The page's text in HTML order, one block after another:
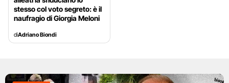
stesso col voto segreto: è il
naufragio di Giorgia Meloni
diAdriano Biondi